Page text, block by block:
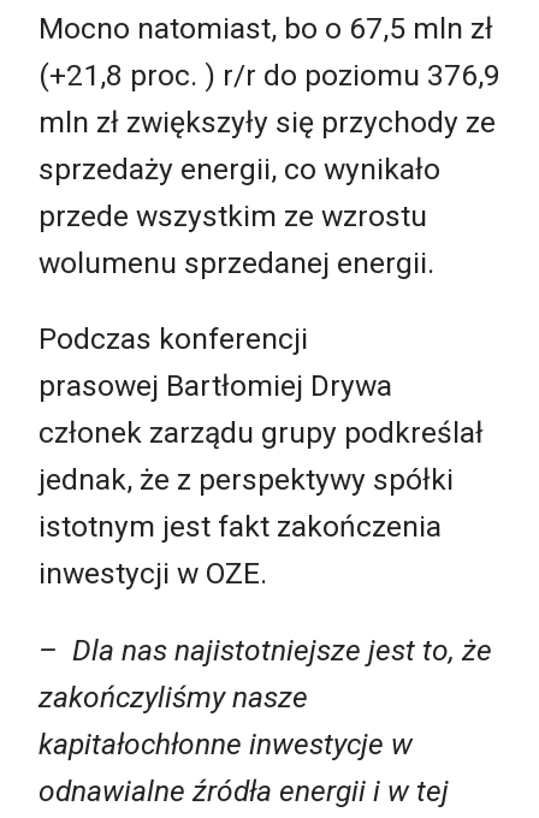
Mocno natomiast, bo o 67,5 mln zł
(+21,8 proc. ) r/r do poziomu 376,9
mln zł zwiększyły się przychody ze
sprzedaży energii, co wynikało
przede wszystkim ze wzrostu
wolumenu sprzedanej energii.
Podczas konferencji
prasowej Bartłomiej Drywa
członek zarządu grupy podkreślał
jednak, że z perspektywy spółki
istotnym jest fakt zakończenia
inwestycji w OZE.
– Dla nas najistotniejsze jest to, że
zakończyliśmy nasze
kapitałochłonne inwestycje w
odnawialne źródła energii i w tej